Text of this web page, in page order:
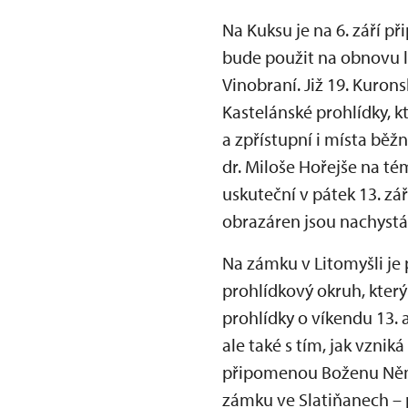
Na Kuksu je na 6. září
bude použit na obnovu
Vinobraní. Již 19.
Kastelánské prohlídky,
a zpřístupní i místa
dr. Miloše Hořejše na
uskuteční v pátek 13.
obrazáren jsou
Na zámku v Litomyšli
prohlídkový okruh,
prohlídky o víkendu 13.
ale také s tím, jak
připomenou Boženu
zámku ve Slatiňanech